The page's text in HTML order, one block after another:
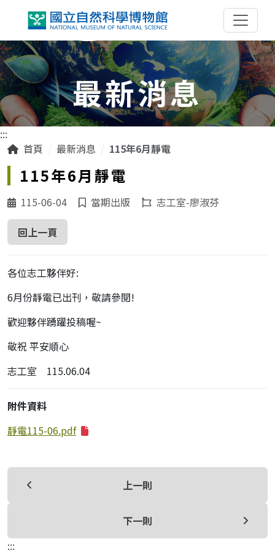
跳到主要內容區塊
最新消息
:::
首頁
最新消息 115年6月靜電
115年6月靜電
115-06-04 當期出版 志工室-廖淑芬
回上一頁
各位志工夥伴好:
6月份靜電已出刊，敬請參閱!
歡迎夥伴踴躍投稿喔~
敬祝 平安順心
志工室 115.06.04
附件資料
靜電115-06.pdf
上一則
下一則
:::